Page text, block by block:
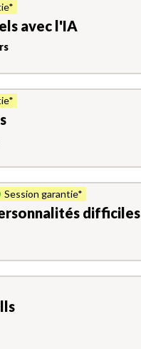
avec l'IA
Session garantie*
difficiles